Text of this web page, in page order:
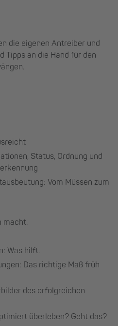
die eigenen Antreiber und
Tipps an die Hand für den
Status, Ordnung und
Vom Müssen zum
macht.
Was hilft.
Das richtige Maß früh
des erfolgreichen
überleben? Geht das?